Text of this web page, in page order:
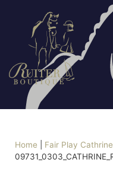
Home Fair Play